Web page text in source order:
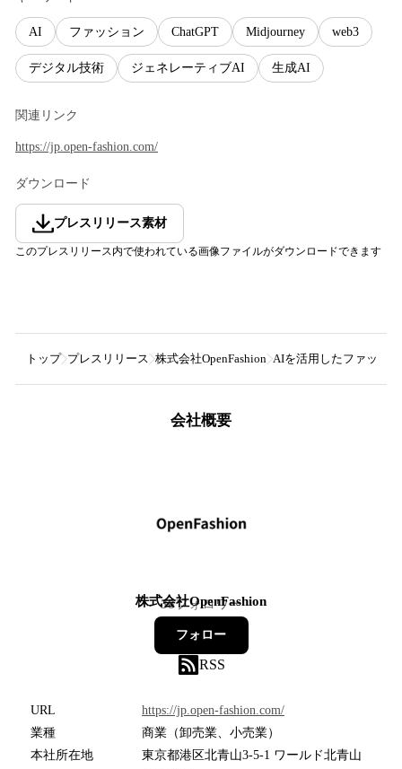
AI ファッション ChatGPT Midjourney web3
デジタル技術 ジェネレーティブAI 生成AI
関連リンク
https://jp.open-fashion.com/
ダウンロード
プレスリリース素材
このプレスリリース内で使われている画像ファイルがダウンロードできます
トップ プレスリリース 株式会社OpenFashion AIを活用したファッシ
会社概要
株式会社OpenFashion
38フォロワー
フォロー
RSS
URL
https://jp.open-fashion.com/
業種
商業（卸売業、小売業）
本社所在地
東京都港区北青山3-5-1 ワールド北青山